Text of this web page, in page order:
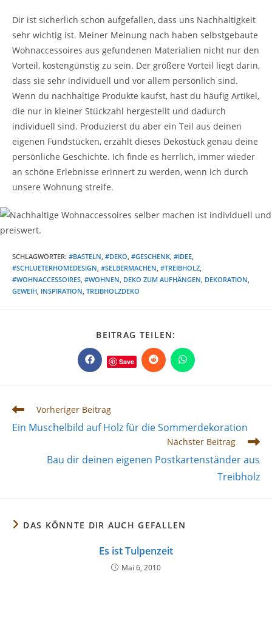
Dir ist sicherlich schon aufgefallen, dass uns Nachhaltigkeit
sehr wichtig ist. Meiner Meinung nach haben selbstgebaute
Wohnaccessoires aus gefundenen Materialien nicht nur den
Vorteil, kostengünstig zu sein. Der größere Vorteil liegt darin,
dass sie sehr individuell und vor allem persönlich sind.
Wenn du nachhaltige Produkte kaufst, hast du häufig Artikel,
die nur in kleiner Stückzahl hergestellt und dadurch
individuell sind. Produzierst du aber ein Teil aus deinen
eigenen Fundstücken, erzählt dieses Dekostück genau deine
persönliche Geschichte. Ich finde es herrlich, immer wieder
an schöne Erlebnisse erinnert zu werden, wenn ich durch
unsere Wohnung streife.
SCHLAGWÖRTER: #BASTELN, #DEKO, #GESCHENK, #IDEE,
#SCHLUETERHOMEDESIGN, #SELBERMACHEN, #TREIBHOLZ,
#WOHNACCESSOIRES, #WOHNEN, DEKO ZUM AUFHÄNGEN, DEKORATION,
GEWEIH, INSPIRATION, TREIBHOLZDEKO
BEITRAG TEILEN:
INHALT
TEILEN
Öffnet
in
Save Öffnet
in
Öffnet
in
Weitere
ansehen
Vorheriger Beitrag
Ein Muschelbild auf Holz für die Sommerdekoration
Nächster Beitrag
Bau dir deinen eigenen Postkartenständer aus
Treibholz
DAS KÖNNTE DIR AUCH GEFALLEN
Es ist Tulpenzeit
Mai 6, 2010